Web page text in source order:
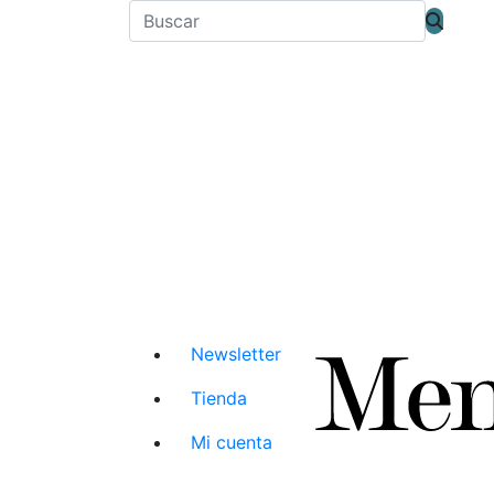
Newsletter
Tienda
Mi cuenta